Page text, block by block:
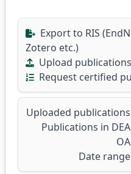
Export to RIS
Zotero etc.)
Upload publications
Request certified
Uploaded
Publications in
Date